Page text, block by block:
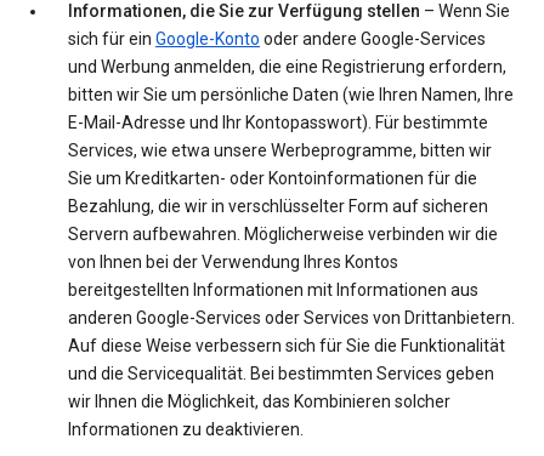
Informationen, die Sie zur Verfügung stellen – Wenn Sie
sich für ein Google-Konto oder andere Google-Services
und Werbung anmelden, die eine Registrierung erfordern,
bitten wir Sie um persönliche Daten (wie Ihren Namen, Ihre
E-Mail-Adresse und Ihr Kontopasswort). Für bestimmte
Services, wie etwa unsere Werbeprogramme, bitten wir
Sie um Kreditkarten- oder Kontoinformationen für die
Bezahlung, die wir in verschlüsselter Form auf sicheren
Servern aufbewahren. Möglicherweise verbinden wir die
von Ihnen bei der Verwendung Ihres Kontos
bereitgestellten Informationen mit Informationen aus
anderen Google-Services oder Services von Drittanbietern.
Auf diese Weise verbessern sich für Sie die Funktionalität
und die Servicequalität. Bei bestimmten Services geben
wir Ihnen die Möglichkeit, das Kombinieren solcher
Informationen zu deaktivieren.